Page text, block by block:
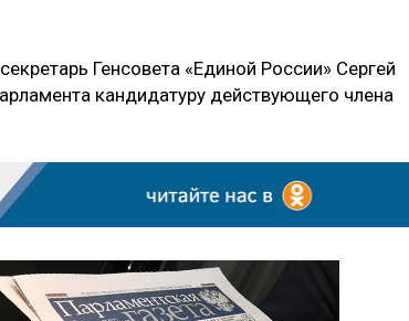
Генсовета «Единой России» Сергей
кандидатуру действующего члена